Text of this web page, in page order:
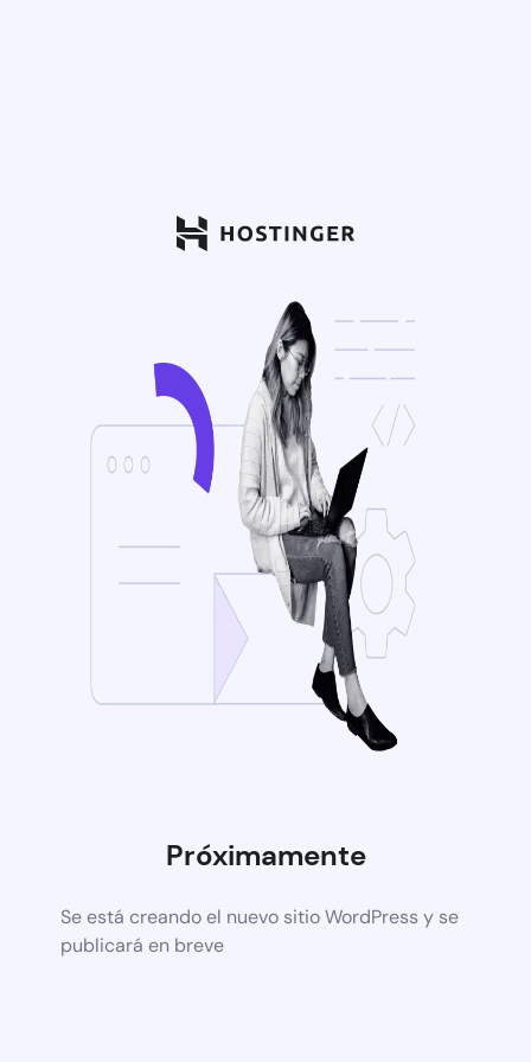
Próximamente
Se está creando el nuevo sitio WordPress y se
publicará en breve